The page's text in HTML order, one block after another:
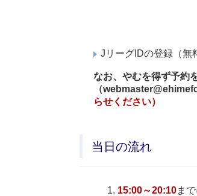
JリーグIDの登録（無
なお、やむを得ず予約
（
らせください）
当日の流れ
15:00～20:10ま